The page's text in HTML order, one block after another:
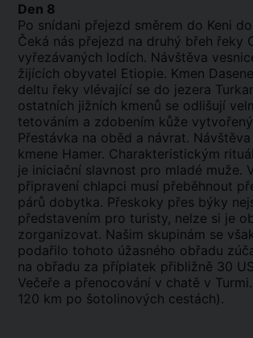
Den 8
Po snídani přejezd směrem do Keni
Čeká nás přejezd na druhý břeh řeky
vyřezávaných lodích. Návštěva
žijících obyvatel Etiopie. Kmen
deltu řeky vlévající se do jezera
ostatních jižních kmenů se odlišují
tetováním a zdobením kůže
Přestávka na oběd a návrat.
kmene Hamer. Charakteristickým
je iniciační slavnost pro mladé muže.
připravení chlapci musí přeběhnout
párů dobytka. Přeskoky přes býky
představením pro turisty, nelze si je
zorganizovat. Našim skupinám se
podařilo tohoto úžasného obřadu
na obřadu za příplatek přibližně 30
Večeře a přenocování v chatě v
120 km po šotolinových cestách).